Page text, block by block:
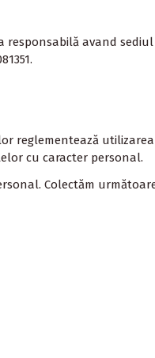
responsabilă avand
reglementează
cu caracter personal.
Colectăm